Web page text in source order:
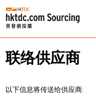
联络供应商
以下信息将传送给供应商: